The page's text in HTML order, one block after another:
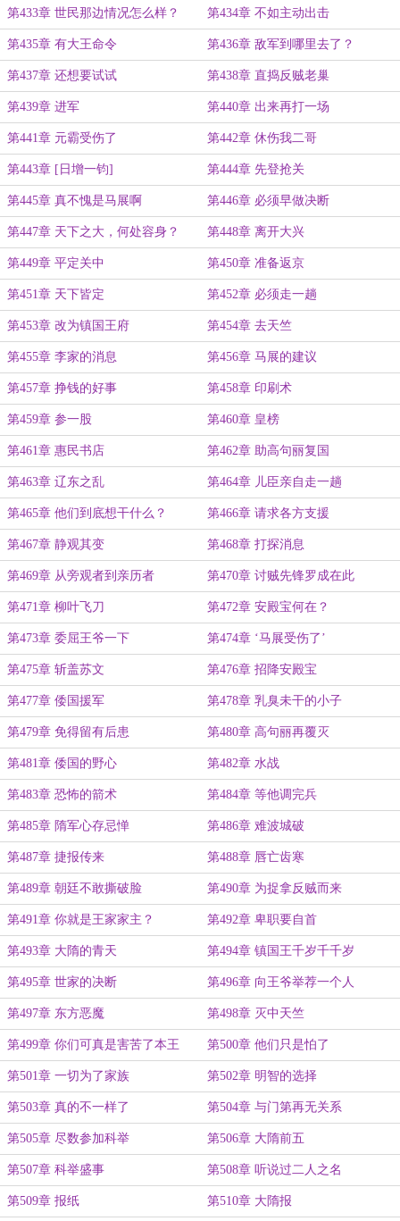
第433章 世民那边情况怎么样？ 第434章 不如主动出击
第435章 有大王命令 第436章 敌军到哪里去了？
第437章 还想要试试 第438章 直捣反贼老巢
第439章 进军 第440章 出来再打一场
第441章 元霸受伤了 第442章 休伤我二哥
第443章 [日增一钧] 第444章 先登抢关
第445章 真不愧是马展啊 第446章 必须早做决断
第447章 天下之大，何处容身？ 第448章 离开大兴
第449章 平定关中 第450章 准备返京
第451章 天下皆定 第452章 必须走一趟
第453章 改为镇国王府 第454章 去天竺
第455章 李家的消息 第456章 马展的建议
第457章 挣钱的好事 第458章 印刷术
第459章 参一股 第460章 皇榜
第461章 惠民书店 第462章 助高句丽复国
第463章 辽东之乱 第464章 儿臣亲自走一趟
第465章 他们到底想干什么？ 第466章 请求各方支援
第467章 静观其变 第468章 打探消息
第469章 从旁观者到亲历者 第470章 讨贼先锋罗成在此
第471章 柳叶飞刀 第472章 安殿宝何在？
第473章 委屈王爷一下 第474章 ‘马展受伤了’
第475章 斩盖苏文 第476章 招降安殿宝
第477章 倭国援军 第478章 乳臭未干的小子
第479章 免得留有后患 第480章 高句丽再覆灭
第481章 倭国的野心 第482章 水战
第483章 恐怖的箭术 第484章 等他调完兵
第485章 隋军心存忌惮 第486章 难波城破
第487章 捷报传来 第488章 唇亡齿寒
第489章 朝廷不敢撕破脸 第490章 为捉拿反贼而来
第491章 你就是王家家主？ 第492章 卑职要自首
第493章 大隋的青天 第494章 镇国王千岁千千岁
第495章 世家的决断 第496章 向王爷举荐一个人
第497章 东方恶魔 第498章 灭中天竺
第499章 你们可真是害苦了本王 第500章 他们只是怕了
第501章 一切为了家族 第502章 明智的选择
第503章 真的不一样了 第504章 与门第再无关系
第505章 尽数参加科举 第506章 大隋前五
第507章 科举盛事 第508章 听说过二人之名
第509章 报纸 第510章 大隋报